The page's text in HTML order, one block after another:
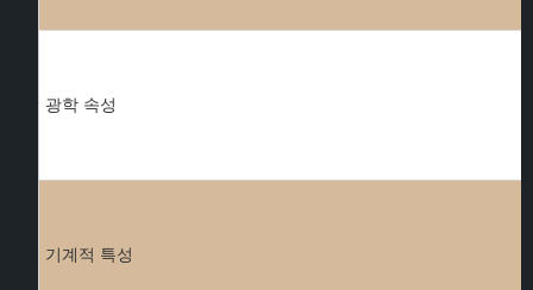
광학 속성
기계적 특성